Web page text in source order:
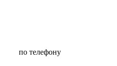
по телефону